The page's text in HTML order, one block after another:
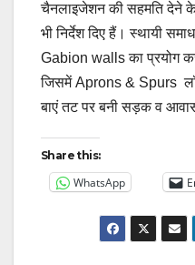
चैनलाइजेशन की सहमति देने
भी निर्देश दिए हैं। स्थायी
Gabion walls का प्रयोग
जिसमें Aprons & Spurs
बाएं तट पर बनी सड़क व
Share this:
WhatsApp